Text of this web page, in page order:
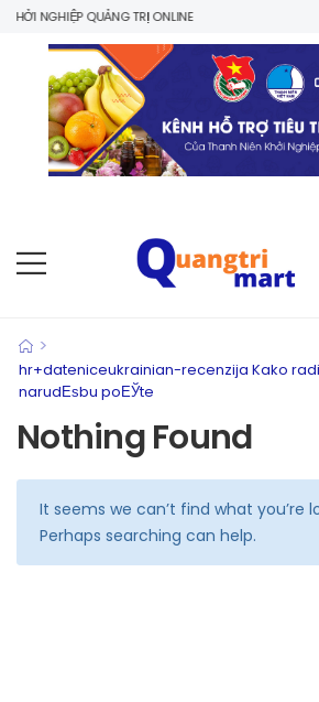
NGHIỆP QUẢNG TRỊ ONLINE
>
hr+dateniceukrainian-recenzija Kako
narudЕѕbu poЕЎte
Nothing Found
It seems we can’t find what you’re
Perhaps searching can help.